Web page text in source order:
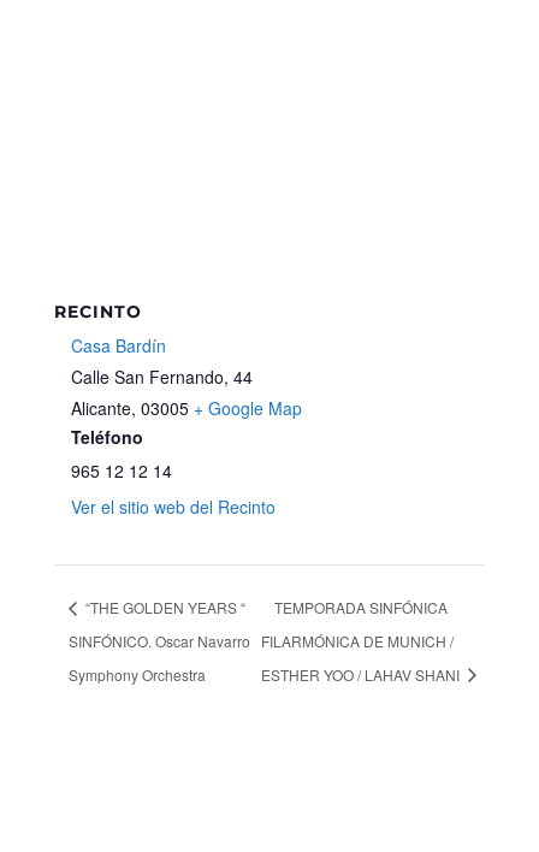
RECINTO
Casa Bardín
Calle San Fernando, 44
Alicante, 03005 + Google Map
Teléfono
965 12 12 14
Ver el sitio web del Recinto
“THE GOLDEN YEARS “
SINFÓNICO. Oscar Navarro
Symphony Orchestra
TEMPORADA SINFÓNICA
FILARMÓNICA DE MUNICH /
ESTHER YOO / LAHAV SHANI